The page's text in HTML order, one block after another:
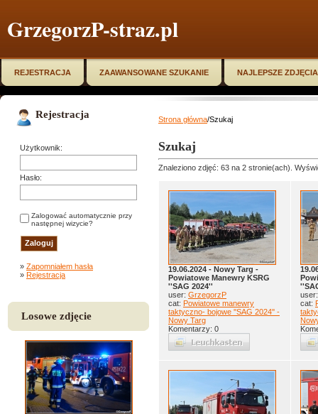
GrzegorzP-straz.pl
REJESTRACJA ZAAWANSOWANE SZUKANIE NAJLEPSZE ZDJĘCIA
Rejestracja
Użytkownik:
Hasło:
Zalogować automatycznie przy
następnej wizycie?
» Zapomniałem hasła
» Rejestracja
Losowe zdjęcie
Strona główna/Szukaj
Szukaj
Znaleziono zdjęć: 63 na 2 stronie(ach).
19.06.2024 - Nowy Targ -
Powiatowe Manewry KSRG
''SAG 2024''
user: GrzegorzP
cat: Powiatowe manewry
taktyczno- bojowe ''SAG 2024'' -
Nowy Targ
Komentarzy: 0
cat: